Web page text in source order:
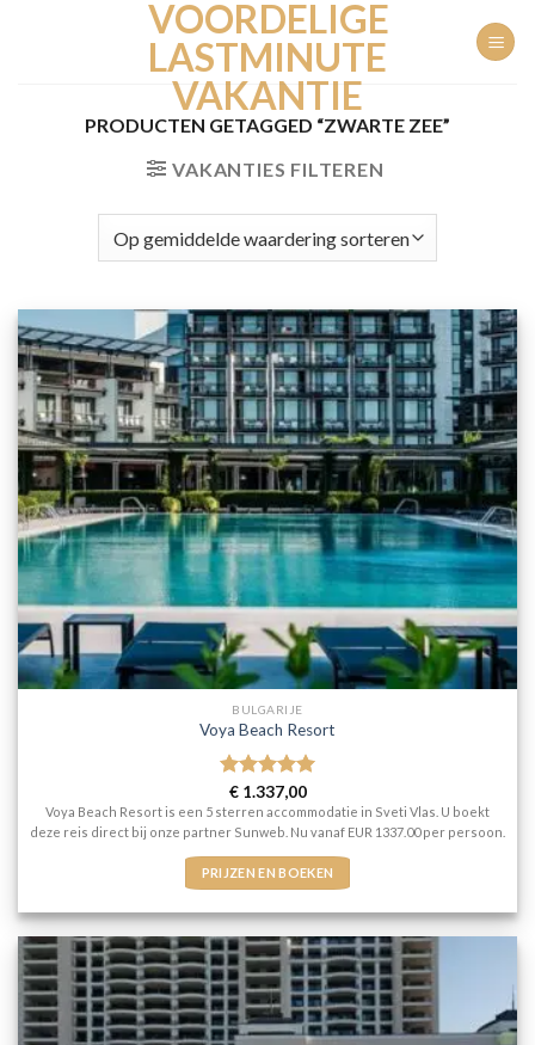
VOORDELIGE
LASTMINUTE
VAKANTIE
PRODUCTEN GETAGGED “ZWARTE ZEE”
VAKANTIES FILTEREN
BULGARIJE
Voya Beach Resort
Gewaardeerd
5uit 5
€1.337,00
Voya Beach Resort is een 5 sterren accommodatie in Sveti Vlas. U boekt
deze reis direct bij onze partner Sunweb. Nu vanaf EUR 1337.00 per persoon.
PRIJZEN EN BOEKEN